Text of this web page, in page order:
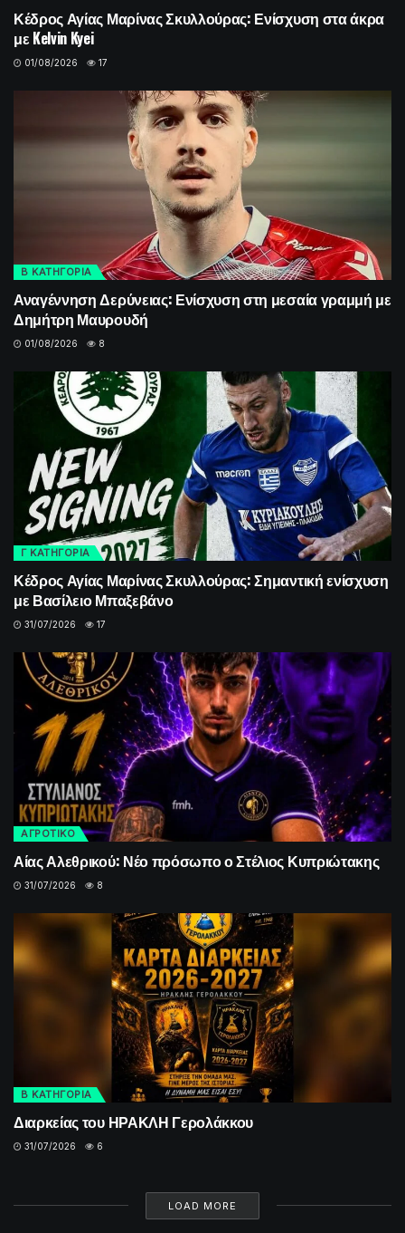
Κέδρος Αγίας Μαρίνας Σκυλλούρας: Ενίσχυση στα άκρα
με Kelvin Kyei
01/08/2026 17
Β ΚΑΤΗΓΟΡΙΑ
Αναγέννηση Δερύνειας: Ενίσχυση στη μεσαία γραμμή με
Δημήτρη Μαυρουδή
01/08/2026 8
Γ ΚΑΤΗΓΟΡΙΑ
Κέδρος Αγίας Μαρίνας Σκυλλούρας: Σημαντική ενίσχυση
με Βασίλειο Μπαξεβάνο
31/07/2026 17
ΑΓΡΟΤΙΚΟ
Αίας Αλεθρικού: Νέο πρόσωπο ο Στέλιος Κυπριώτακης
31/07/2026 8
Β ΚΑΤΗΓΟΡΙΑ
Διαρκείας του ΗΡΑΚΛΗ Γερολάκκου
31/07/2026 6
LOAD MORE